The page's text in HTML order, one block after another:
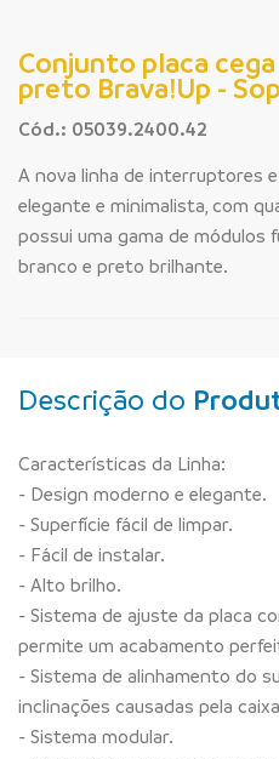
Conjunto placa
preto Brava!Up -
Cód.: 05039.2400.42
A nova linha de interruptores
elegante e minimalista, com
possui uma gama de módulos
branco e preto brilhante.
Descrição do
Características da Linha:
- Design moderno e elegante.
- Superfície fácil de limpar.
- Fácil de instalar.
- Alto brilho.
- Sistema de ajuste da placa
permite um acabamento
- Sistema de alinhamento do
inclinações causadas pela
- Sistema modular.